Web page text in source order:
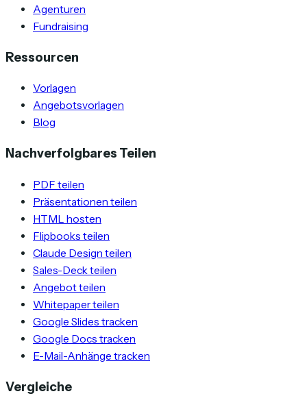
Agenturen
Fundraising
Ressourcen
Vorlagen
Angebotsvorlagen
Blog
Nachverfolgbares Teilen
PDF teilen
Präsentationen teilen
HTML hosten
Flipbooks teilen
Claude Design teilen
Sales-Deck teilen
Angebot teilen
Whitepaper teilen
Google Slides tracken
Google Docs tracken
E-Mail-Anhänge tracken
Vergleiche